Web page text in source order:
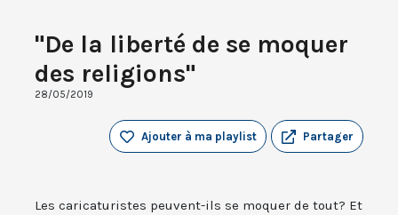
"De la liberté de se moquer
des religions"
28/05/2019
Partager
Ajouter à ma playlist
Les caricaturistes peuvent-ils se moquer de tout? Et